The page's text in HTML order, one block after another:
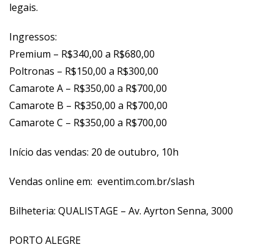
legais.
Ingressos:
Premium – R$340,00 a R$680,00
Poltronas – R$150,00 a R$300,00
Camarote A – R$350,00 a R$700,00
Camarote B – R$350,00 a R$700,00
Camarote C – R$350,00 a R$700,00
Início das vendas: 20 de outubro, 10h
Vendas online em: eventim.com.br/slash
Bilheteria: QUALISTAGE – Av. Ayrton Senna, 3000
PORTO ALEGRE